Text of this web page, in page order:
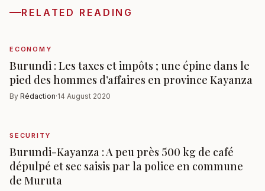
RELATED READING
ECONOMY
Burundi : Les taxes et impôts ; une épine dans le
pied des hommes d’affaires en province Kayanza
By Rédaction·14 August 2020
SECURITY
Burundi-Kayanza : A peu près 500 kg de café
dépulpé et sec saisis par la police en commune
de Muruta